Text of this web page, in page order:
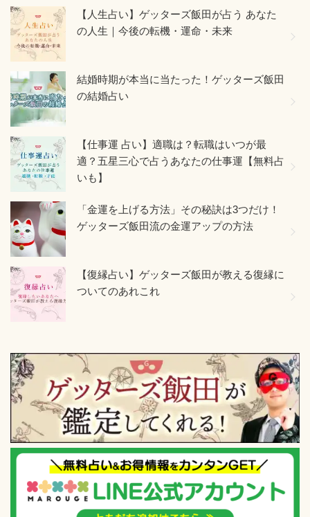
【人生占い】ゲッターズ飯田が占う あなた
の人生｜今後の転機・運命・未来
結婚時期が本当に当たった！ゲッターズ飯田
の結婚占い
【仕事運 占い】適職は？転職はいつが最
適？五星三心で占うあなたの仕事運【無料占
いも】
「金運を上げる方法」その秘訣は3つだけ！
ゲッターズ飯田流の金運アップの方法
【復縁占い】ゲッターズ飯田が教える復縁に
ついてのあれこれ